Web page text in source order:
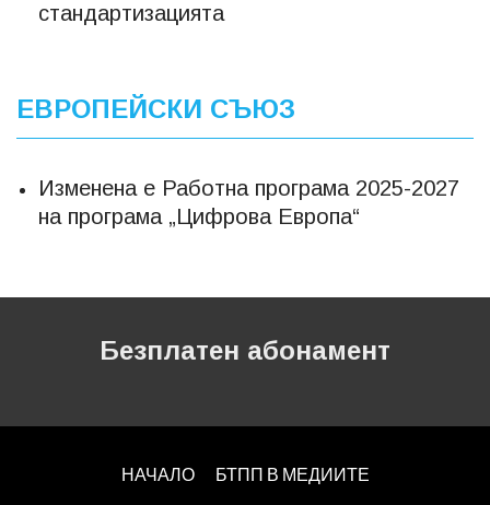
стандартизацията
ЕВРОПЕЙСКИ СЪЮЗ
Изменена е Работна програма 2025-2027
на програма „Цифрова Европа“
Безплатен абонамент
НАЧАЛО БТПП В МЕДИИТЕ